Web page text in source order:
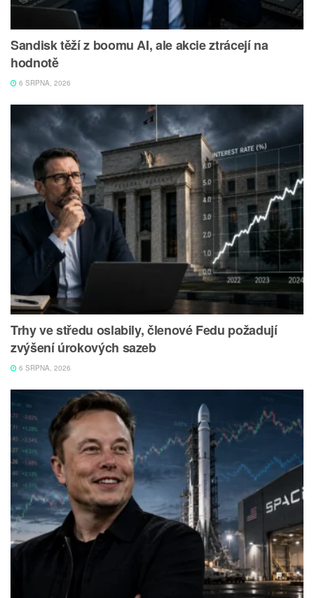
Sandisk těží z boomu AI, ale akcie ztrácejí na
hodnotě
6 SRPNA, 2026
Trhy ve středu oslabily, členové Fedu požadují
zvýšení úrokových sazeb
6 SRPNA, 2026